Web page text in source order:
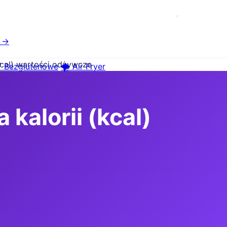
→
Bezglutenowe 🌪️ Air Fryer
wartości odżywcze
kalorii (kcal)